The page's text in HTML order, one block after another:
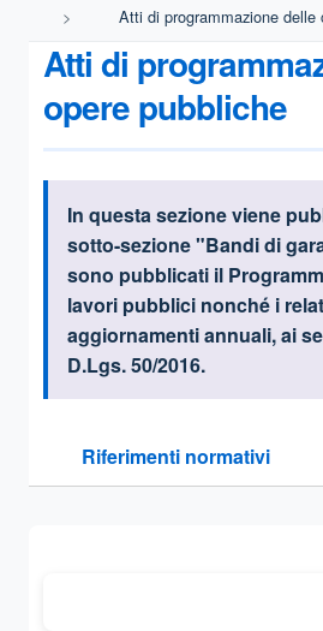
Atti di programmazione delle
Atti di
opere pubbliche
Informazioni
In questa sezione viene
sotto-sezione "Bandi di
sono pubblicati il
lavori pubblici nonché i
aggiornamenti annuali, ai
D.Lgs.50/2016.
Riferimenti normativi
Sezione compressa